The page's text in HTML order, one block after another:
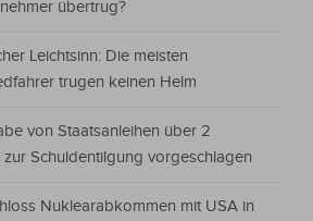
übertrug?
Leichtsinn: Die meisten
trugen keinen Helm
von Staatsanleihen über 2
Schuldentilgung vorgeschlagen
Nuklearabkommen mit USA in